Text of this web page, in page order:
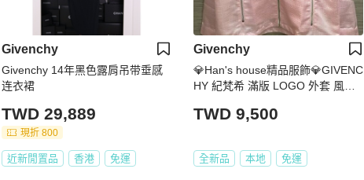
Givenchy
Givenchy 14年黑色露肩吊带垂感
连衣裙
TWD 29,889
現折 800
近新閒置品 香港 免運
Givenchy
💎Han's house精品服飾💎GIVENC
HY 紀梵希 滿版 LOGO 外套 風衣
TWD 9,500
全新品 本地 免運